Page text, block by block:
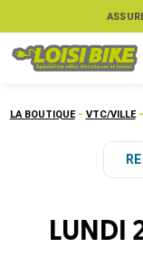
LA BOUTIQUE - VTC/VILLE
LUNDI